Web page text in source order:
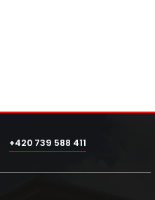
+420 739 588 411